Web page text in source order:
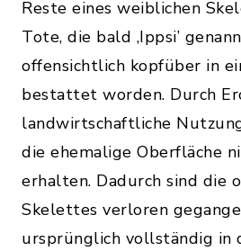
Reste eines weiblichen
Tote, die bald ‚Ippsi’
offensichtlich kopfüber in
bestattet worden. Durch
landwirtschaftliche
die ehemalige Oberfläche
erhalten. Dadurch sind die
Skelettes verloren
ursprünglich vollständig in